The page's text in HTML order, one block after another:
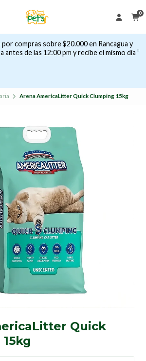
0
compras sobre $20.000 en Rancagua y
antes de las 12:00 pm y recibe el mismo dia ”
Arena AmericaLitter Quick Clumping 15kg
Quick